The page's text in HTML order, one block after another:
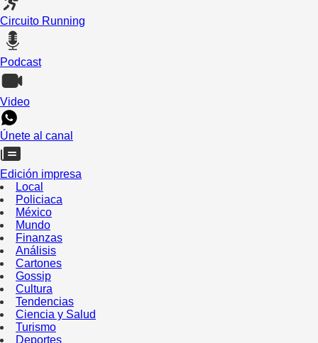
Circuito Running
Podcast
Video
Únete al canal
Edición impresa
Local
Policiaca
México
Mundo
Finanzas
Análisis
Cartones
Gossip
Cultura
Tendencias
Ciencia y Salud
Turismo
Deportes